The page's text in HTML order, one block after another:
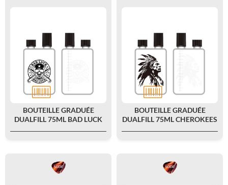
BOUTEILLE GRADUÉE
DUALFILL 75ML BAD LUCK
BOUTEILLE GRADUÉE
DUALFILL 75ML CHEROKEES